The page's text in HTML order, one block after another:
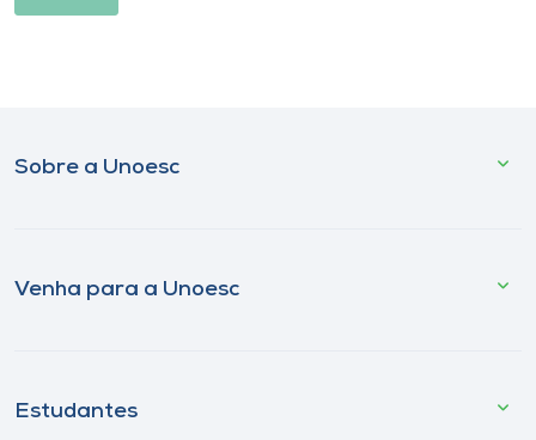
Sobre a Unoesc
Venha para a Unoesc
Estudantes